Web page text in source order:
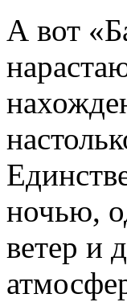
А вот
ночью,
ветер и